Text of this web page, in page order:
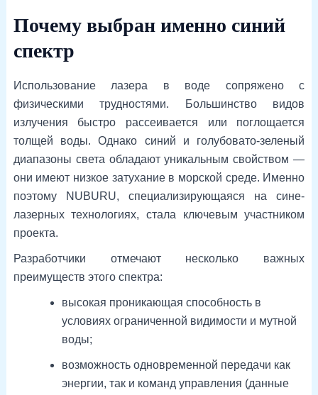
Почему выбран именно синий
спектр
Использование лазера в воде сопряжено с
физическими трудностями. Большинство видов
излучения быстро рассеивается или поглощается
толщей воды. Однако синий и голубовато-зеленый
диапазоны света обладают уникальным свойством —
они имеют низкое затухание в морской среде. Именно
поэтому NUBURU, специализирующаяся на сине-
лазерных технологиях, стала ключевым участником
проекта.
Разработчики отмечают несколько важных
преимуществ этого спектра:
высокая проникающая способность в
условиях ограниченной видимости и мутной
воды;
возможность одновременной передачи как
энергии, так и команд управления (данные